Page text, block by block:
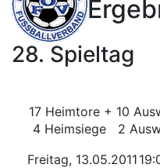
28. Spieltag
17 Heimtore + 10
4 Heimsiege 2
Freitag, 13.05.2011